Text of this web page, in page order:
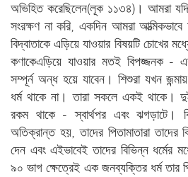
অভিহিত করেছিলেন(লূক ১১৩৪)। আমরা
সংরক্ষণ না করি, একদিন আমরা
বিদ্বাতাকে এড়িয়ে যাওয়ার বিষয়টি চোখের
কণাকেএড়িয়ে যাওয়ার মতই বিপজ্জনক -
সম্পূর্ন অন্ধ হয়ে যাবেন। শিশুরা যখন
ধর্ম থাকে না। তারা সকলে একই থাকে।
রকম থাকে - স্বার্থপর এবং
অতিক্রান্ত হয়, তাদের পিতামাতারা তাদের
দেন এবং এইভাবেই তাদের বিভিন্ন ধর্মের
৯০ ভাগ ক্ষেত্রেই এক জনব্যক্তির ধর্ম তার